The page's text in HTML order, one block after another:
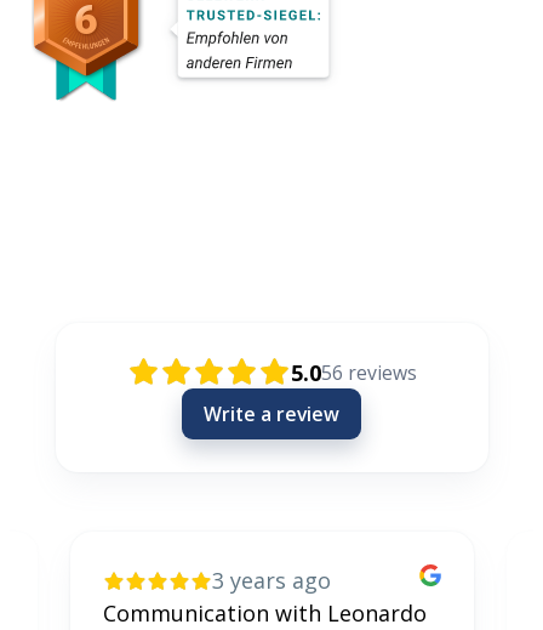
5.056 reviews
Write a review
3 years ago
Communication with Leonardo